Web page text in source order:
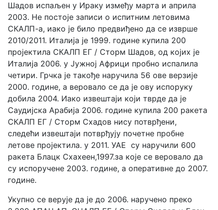
Шадов испаљен у Ираку између марта и априла
2003. Не постоје записи о испитним летовима
СКАЛП-а, иако је било предвиђено да се изврше
2010/2011. Италија је 1999. године купила 200
пројектила СКАЛП ЕГ / Сторм Шадов, од којих је
Италија 2006. у Јужној Африци пробно испалила
четири. Грчка је такође наручила 56 ове верзије
2000. године, а веровало се да је ову испоруку
добила 2004. Иако извештаји који тврде да је
Саудијска Арабија 2006. године купила 200 ракета
СКАЛП ЕГ / Сторм Схадов нису потврђени,
следећи извештаји потврђују почетне пробне
летове пројектила. у 2011. УАЕ су наручили 600
ракета Блацк Схахеен,1997.за које се веровало да
су испоручене 2003. године, а оперативне до 2007.
године.
Укупно се верује да је до 2006. наручено преко